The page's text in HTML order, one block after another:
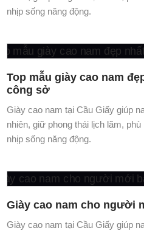
nhịp sống năng động.
Giày cao nam cho người
Giày cao nam tại Cầu Giấy giúp
nhiên, giữ phong thái lịch lãm,
nhịp sống năng động.
cao trong tủ đồ?
nhiên, giữ phong thái lịch lãm,
nhịp sống năng động.